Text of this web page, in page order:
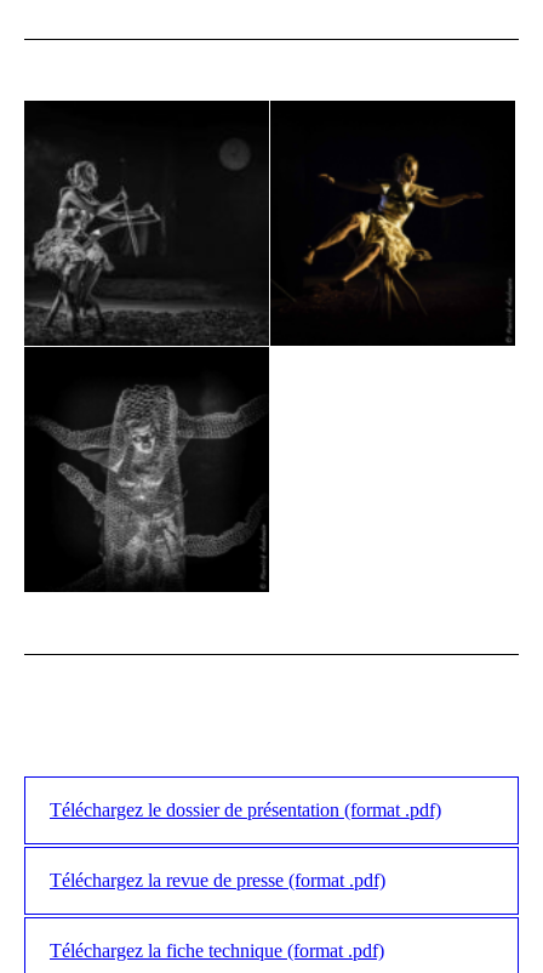
Téléchargez le dossier de présentation (format .pdf)
Téléchargez la revue de presse (format .pdf)
Téléchargez la fiche technique (format .pdf)